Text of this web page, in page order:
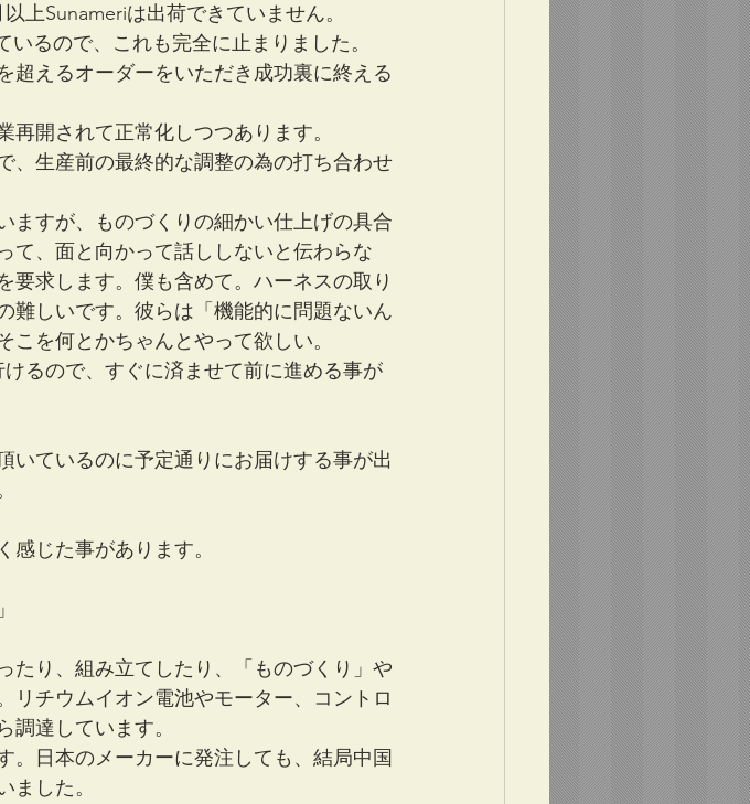
上Sunameriは出荷できていません。
るので、これも完全に止まりました。
超えるオーダーをいただき成功裏に終える
開されて正常化しつつあります。
、生産前の最終的な調整の為の打ち合わせ
ますが、ものづくりの細かい仕上げの具合
て、面と向かって話ししないと伝わらな
要求します。僕も含めて。ハーネスの取り
難しいです。彼らは「機能的に問題ないん
を何とかちゃんとやって欲しい。
るので、すぐに済ませて前に進める事が
いているのに予定通りにお届けする事が出
じた事があります。
たり、組み立てしたり、「ものづくり」や
リチウムイオン電池やモーター、コントロ
達しています。
。日本のメーカーに発注しても、結局中国
した。